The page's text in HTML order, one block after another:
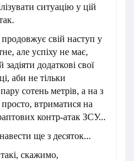
ситуацію у цій
свій наступ у
але успіху не має,
додаткові свої
аби не тільки
сотень метрів, а на з
просто, втриматися на
контр-атак ЗСУ...
ще з десяток...
скажимо,